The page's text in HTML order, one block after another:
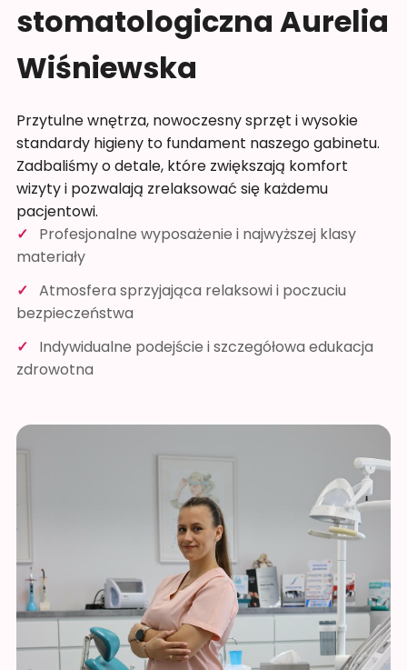
stomatologiczna Aurelia
Wiśniewska
Przytulne wnętrza, nowoczesny sprzęt i wysokie
standardy higieny to fundament naszego gabinetu.
Zadbaliśmy o detale, które zwiększają komfort
wizyty i pozwalają zrelaksować się każdemu
pacjentowi.
Profesjonalne wyposażenie i najwyższej klasy
materiały
Atmosfera sprzyjająca relaksowi i poczuciu
bezpieczeństwa
Indywidualne podejście i szczegółowa edukacja
zdrowotna